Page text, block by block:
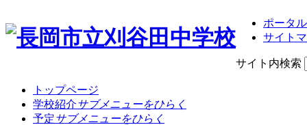
ポータ
サイト
サイト内検索
トップページ
学校紹介サブメニューをひらく
予定サブメニューをひらく